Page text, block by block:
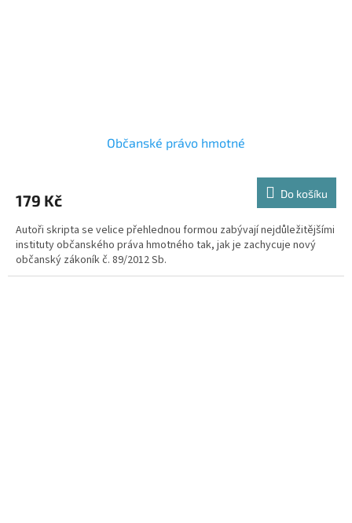
Občanské právo hmotné
179 Kč Do košíku
Autoři skripta se velice přehlednou formou zabývají nejdůležitějšími
instituty občanského práva hmotného tak, jak je zachycuje nový
občanský zákoník č. 89/2012 Sb.